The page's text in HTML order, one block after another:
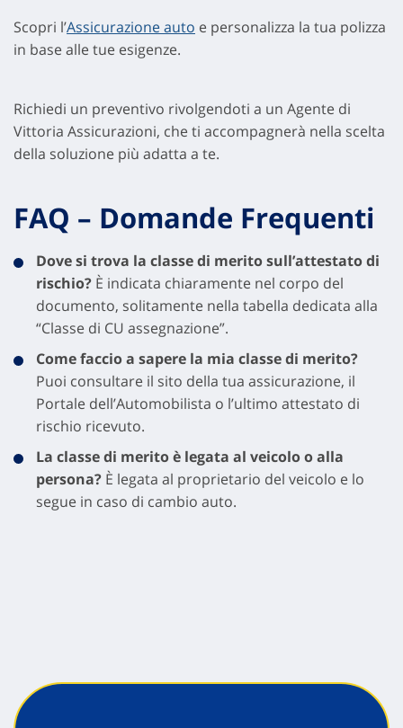
Scopri l’Assicurazione auto e personalizza la tua polizza
in base alle tue esigenze.
Richiedi un preventivo rivolgendoti a un Agente di
Vittoria Assicurazioni, che ti accompagnerà nella scelta
della soluzione più adatta a te.
FAQ – Domande Frequenti
Dove si trova la classe di merito sull’attestato di
rischio?È indicata chiaramente nel corpo del
documento, solitamente nella tabella dedicata alla
“Classe di CU assegnazione”.
Come faccio a sapere la mia classe di merito?
Puoi consultare il sito della tua assicurazione, il
Portale dell’Automobilista o l’ultimo attestato di
rischio ricevuto.
La classe di merito è legata al veicolo o alla
persona?È legata al proprietario del veicolo e lo
segue in caso di cambio auto.